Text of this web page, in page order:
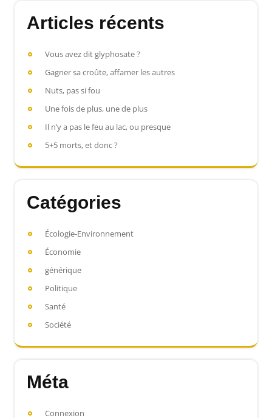
Articles récents
Vous avez dit glyphosate ?
Gagner sa croûte, affamer les autres
Nuts, pas si fou
Une fois de plus, une de plus
Il n’y a pas le feu au lac, ou presque
5+5 morts, et donc ?
Catégories
Écologie-Environnement
Économie
générique
Politique
Santé
Société
Méta
Connexion